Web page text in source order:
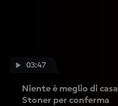
03:47
Niente è meglio di
Stoner per conferma